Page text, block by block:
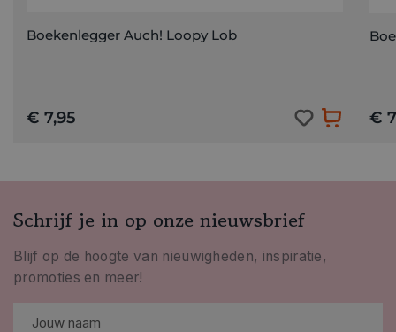
Boekenlegger Auch! Loopy Lob
€ 7,95 €
Schrijf je in op onze nieuwsbrief
Blijf op de hoogte van nieuwigheden, inspiratie,
promoties en meer!